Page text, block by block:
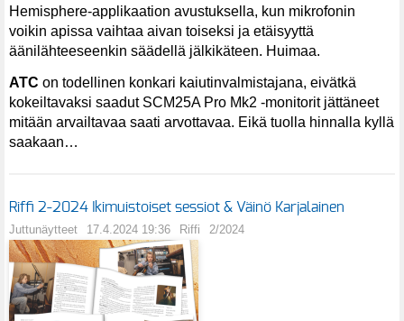
Hemisphere-applikaation avustuksella, kun mikrofonin
voikin apissa vaihtaa aivan toiseksi ja etäisyyttä
äänilähteeseenkin säädellä jälkikäteen. Huimaa.
ATC on todellinen konkari kaiutinvalmistajana, eivätkä
kokeiltavaksi saadut SCM25A Pro Mk2 -monitorit jättäneet
mitään arvailtavaa saati arvottavaa. Eikä tuolla hinnalla kyllä
saakaan…
Riffi 2-2024 Ikimuistoiset sessiot & Väinö Karjalainen
Juttunäytteet 17.4.2024 19:36 Riffi 2/2024